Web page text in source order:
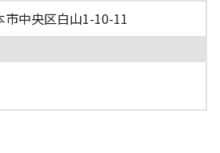
市中央区白山1-10-11